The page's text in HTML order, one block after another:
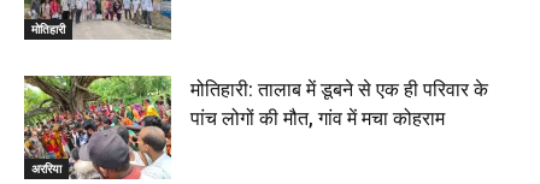
मोतिहारी
अररिया
मोतिहारी: तालाब में डूबने से एक ही परिवार के
पांच लोगों की मौत, गांव में मचा कोहराम